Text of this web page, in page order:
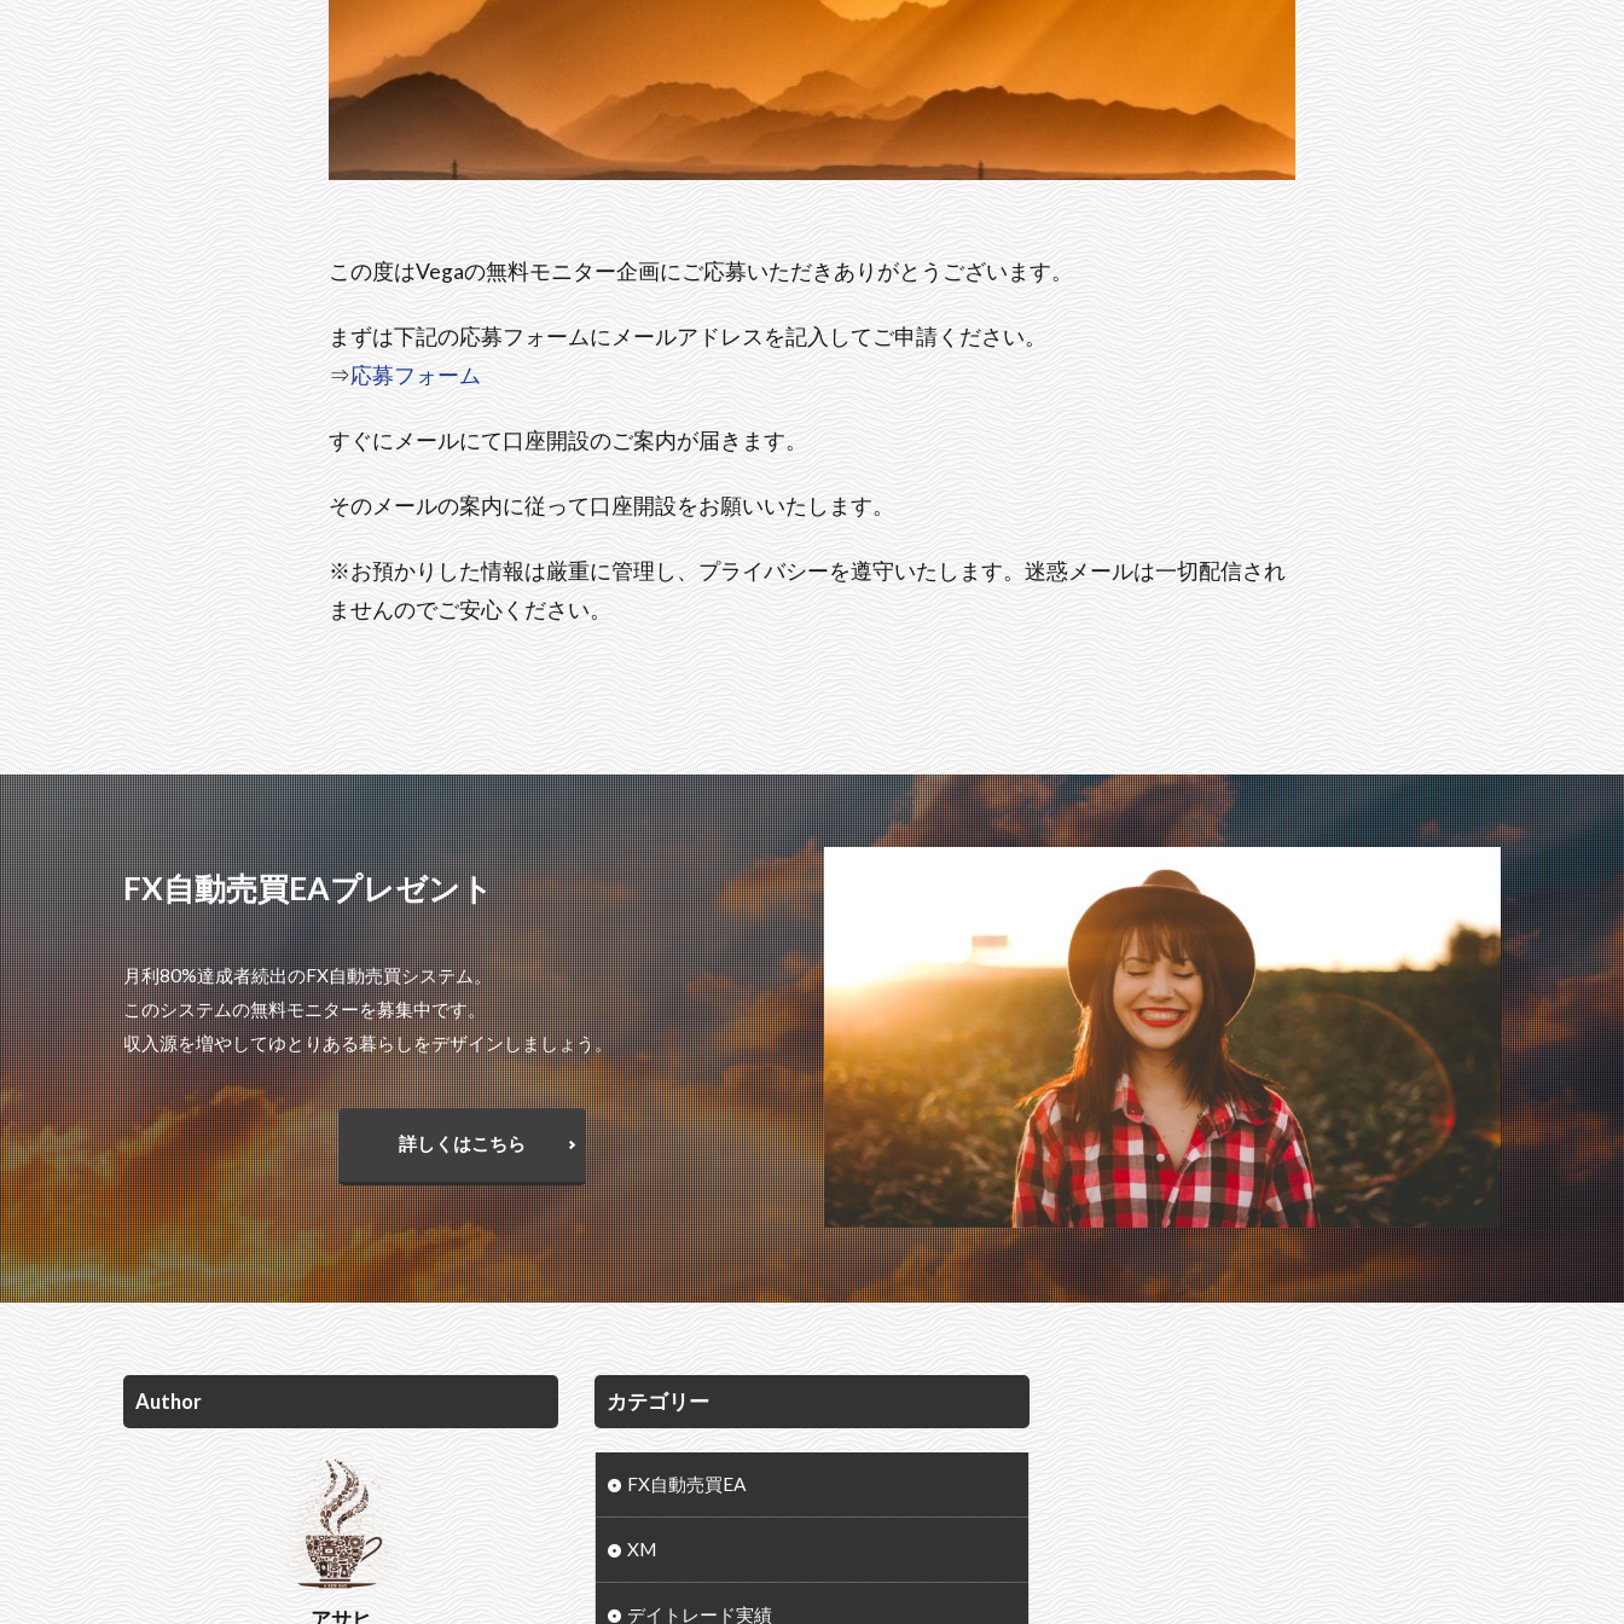
この度はVegaの無料モニター企画にご応募いただきありがとうございます。
まずは下記の応募フォームにメールアドレスを記入してご申請ください。
⇒応募フォーム
すぐにメールにて口座開設のご案内が届きます。
そのメールの案内に従って口座開設をお願いいたします。
※お預かりした情報は厳重に管理し、プライバシーを遵守いたします。迷惑メールは一切配信され
ませんのでご安心ください。
FX自動売買EAプレゼント
月利80%達成者続出のFX自動売買システム。
このシステムの無料モニターを募集中です。
収入源を増やしてゆとりある暮らしをデザインしましょう。
詳しくはこちら
Author
アサヒ
カテゴリー
FX自動売買EA
XM
デイトレード実績